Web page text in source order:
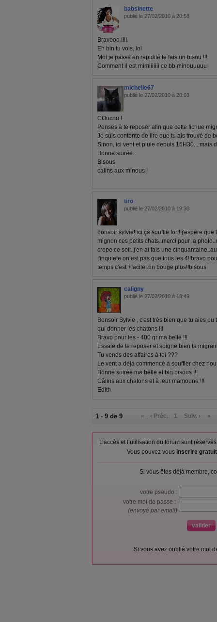
babsinette
publié le 27/02/2010 à 20:58
Bravooo !!!!
Eh bin tu vois, lol
Moi je passe en rapidité te fais un bisou !!!
Comment il est mimiiiiiii ce bb minouuuuu
michelle67
publié le 27/02/2010 à 20:03
COucou !
Penses à te reposer afin que cette fichue
Je suis contente de lire que tu ais trouvé de
Sinon, ici vent et pluie depuis 16H30....mais
Bonne soirée.
Bisous
calins aux minous !
tiro
publié le 27/02/2010 à 19:30
bonsoir sylvie!!ici ça souffle fort!!j'espere que
mignon ces petits chats..merci pour la
crepe ce soir..j'en ai fais une
t'inquiete on est pas que tous les 4!!bravo
temps c'est +facile..on bouge plus!!bisous
caligny
publié le 27/02/2010 à 18:49
Bonsoir Sylvie , c'est très bien que tu aies
qui donner les chatons !!!
Bravo pour tes - 400 gr ma belle !!!
Essaie de te reposer et soigne bien ta
Tu vends des affaires à toi ???
Le vent a déjà commencé à souffler chez
Bonne soirée ma belle et big bisous !!!
Câlins aux chatons et à leur mamoune !!!
Edith
1 - 9 de 9 « ‹ Préc. 1 Suiv. › »
L’accès et l’utilisation du forum sont
Vous pouvez vous inscrire
Si vous êtes déjà membre,
votre pseudo :
votre mot de passe :
(envoyé par email)
Si vous avez oublié votre mot